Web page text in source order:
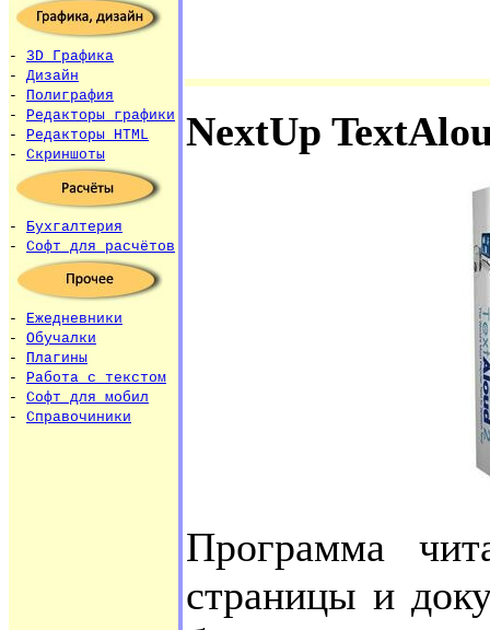
- 3D Графика
- Дизайн
- Полиграфия
- Редакторы графики
- Редакторы HTML
- Скриншоты
- Бухгалтерия
- Софт для расчётов
- Ежедневники
- Обучалки
- Плагины
- Работа с текстом
- Софт для мобил
- Справочиники
NextUp
Программа
страницы и